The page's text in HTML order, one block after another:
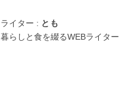
ライター : とも
暮らしと食を綴るWEBライター